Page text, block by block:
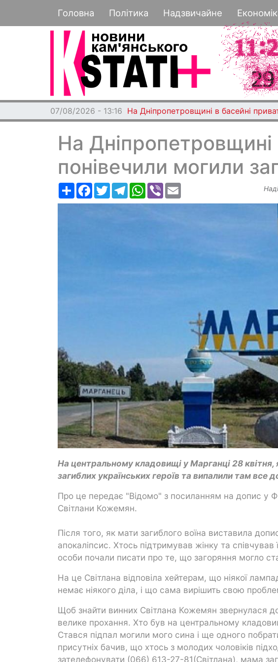
Основная навигация
Головна Політика Надзвичайне
07/08/2026 - 13:16 На Дніпропетровщині в басейні
На Дніпропетровщині
понівечили могили
РесурсFacebook
TwitterTelegramWhatsApp
Viber
На центральному кладовищі у Марганці 28
загиблих українських героїв та випалили там все
Про це передає "Відомо" з посиланням на допис у
Світлани Кожемян.
Після того, як мати загиблого воїна виставила
апокаліпсис. Хтось підтримував жінку та
особи почали писати про те, що загоряння могло
На це Світлана відповіла хейтерам, що ніякої
немає ніякого діла, і що сама вирішить свою
Щоб знайти винних Світлана Кожемян звернулася
велике прохання. Хто був на центральному
Стався підпал могили мого сина і ще одного
присутніх бачив, що хтось з молодих чоловіків
зателефонувати (066) 613-27-81(Світлана), мама